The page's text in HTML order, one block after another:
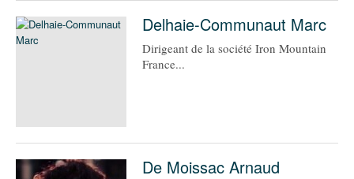
Delhaie-Communaut Marc
Dirigeant de la société Iron Mountain
France...
De Moissac Arnaud